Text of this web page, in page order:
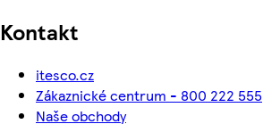
Kontakt
itesco.cz
Zákaznické centrum - 800 222 555
Naše obchody